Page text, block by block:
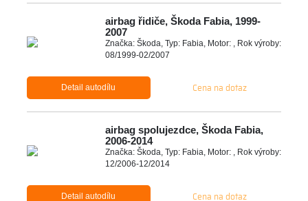
airbag řidiče, Škoda Fabia, 1999-
2007
Značka: Škoda, Typ: Fabia, Motor: , Rok výroby:
08/1999-02/2007
Detail autodílu Cena na dotaz
airbag spolujezdce, Škoda Fabia,
2006-2014
Značka: Škoda, Typ: Fabia, Motor: , Rok výroby:
12/2006-12/2014
Detail autodílu Cena na dotaz